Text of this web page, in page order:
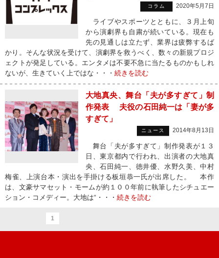
コラム 2020年5月7日
ライブやスポーツとともに、３月上旬
から演劇界も自粛が続いている。現在も
先の見通しは立たず、業界は疲弊するば
かり。そんな状況を受けて、演劇界を救うべく、数々の新規プロジ
ェクトが発足している。エンタメは不要不急に当たるものかもしれ
ないが、生きていく上ではな・・・ 続きを読む
大地真央、舞台「夫が多すぎて」制
作発表 夫役の石田純一は「妻が多
すぎて」
ニュース 2014年8月13日
舞台「夫が多すぎて」制作発表が１３
日、東京都内で行われ、出演者の大地真
央、石田純一、徳井優、水野久美、中村
梅雀、上演台本・演出を手掛ける板垣恭一氏が出席した。 本作
は、文豪サマセット・モームが約１００年前に執筆したシチュエー
ション・コメディー。大地は“・・・ 続きを読む
1